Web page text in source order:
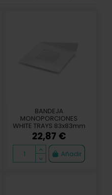
BANDEJA
MONOPORCIONES
WHITE TRAYS 83x83mm
(100u)
22,87 €
Añadir